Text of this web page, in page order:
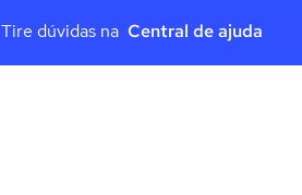
Tire dúvidas na Central de ajuda